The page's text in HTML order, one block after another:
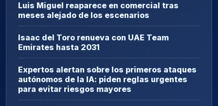
Luis Miguel reaparece en comercial tras
meses alejado de los escenarios
Isaac del Toro renueva con UAE Team
Emirates hasta 2031
Expertos alertan sobre los primeros ataques
autónomos de la IA: piden reglas urgentes
para evitar riesgos mayores